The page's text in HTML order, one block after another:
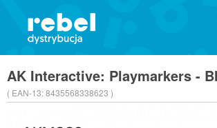
AK Interactive: Playmarkers -
( EAN-13:8435568338623 )